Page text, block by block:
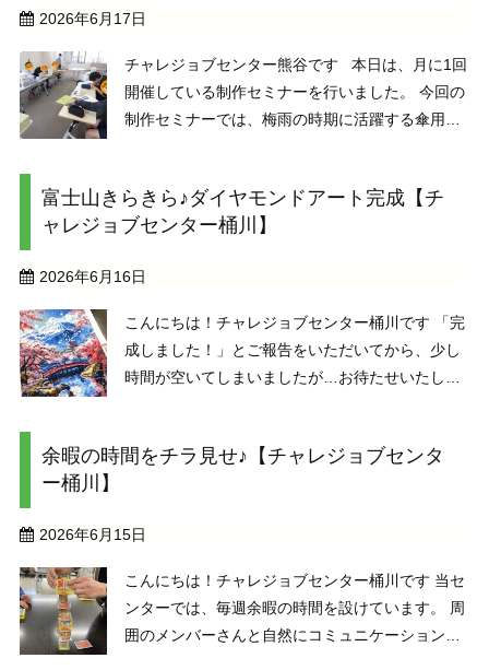
2026年6月17日
チャレジョブセンター熊谷です 本日は、月に1回
開催している制作セミナーを行いました。 今回の
制作セミナーでは、梅雨の時期に活躍する傘用の
自分の傘を一目で見分けることができる便利 ...
富士山きらきら♪ダイヤモンドアート完成【チ
ャレジョブセンター桶川】
2026年6月16日
こんにちは！チャレジョブセンター桶川です 「完
成しました！」とご報告をいただいてから、少し
時間が空いてしまいましたが…お待たせいたしま
ても美しい一枚です。 &n ...
余暇の時間をチラ見せ♪【チャレジョブセンタ
ー桶川】
2026年6月15日
こんにちは！チャレジョブセンター桶川です 当セ
ンターでは、毎週余暇の時間を設けています。 周
囲のメンバーさんと自然にコミュニケーションが